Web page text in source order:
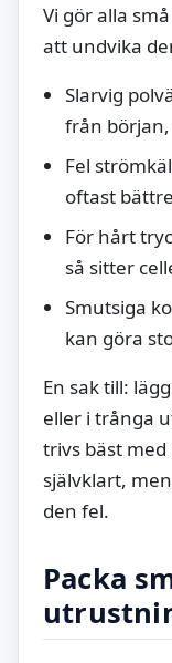
Vi gör alla
att undvika
Slarvig
från
Fel
oftast
För hårt
så sitter
Smutsiga
kan göra
En sak till:
eller i trånga
trivs bäst
självklart,
den fel.
Packa